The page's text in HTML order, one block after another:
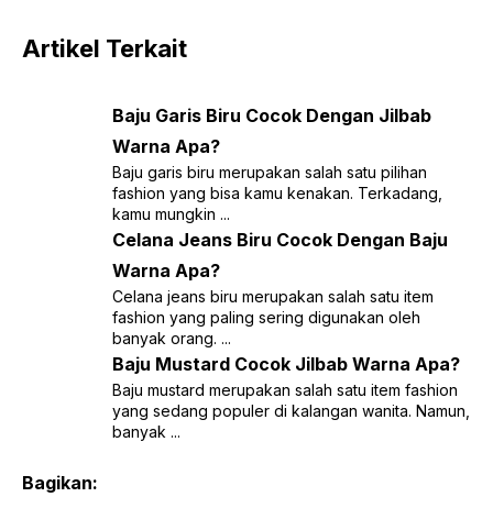
Artikel Terkait
Baju Garis Biru Cocok Dengan Jilbab
Warna Apa?
Baju garis biru merupakan salah satu pilihan
fashion yang bisa kamu kenakan. Terkadang,
kamu mungkin ...
Celana Jeans Biru Cocok Dengan Baju
Warna Apa?
Celana jeans biru merupakan salah satu item
fashion yang paling sering digunakan oleh
banyak orang. ...
Baju Mustard Cocok Jilbab Warna Apa?
Baju mustard merupakan salah satu item fashion
yang sedang populer di kalangan wanita. Namun,
banyak ...
Bagikan: